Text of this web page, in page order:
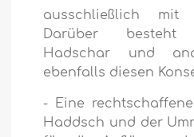
ausschließlich mit
Darüber besteht
Hadschar und
ebenfalls diesen
- Eine
Haddsch und der